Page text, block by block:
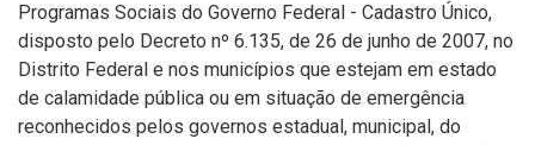
Programas Sociais do Governo Federal - Cadastro Único,
disposto pelo Decreto nº 6.135, de 26 de junho de 2007, no
Distrito Federal e nos municípios que estejam em estado
de calamidade pública ou em situação de emergência
reconhecidos pelos governos estadual, municipal, do